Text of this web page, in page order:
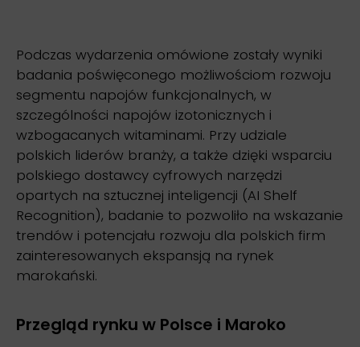
Podczas wydarzenia omówione zostały wyniki
badania poświęconego możliwościom rozwoju
segmentu napojów funkcjonalnych, w
szczególności napojów izotonicznych i
wzbogacanych witaminami. Przy udziale
polskich liderów branży, a także dzięki wsparciu
polskiego dostawcy cyfrowych narzędzi
opartych na sztucznej inteligencji (AI Shelf
Recognition), badanie to pozwoliło na wskazanie
trendów i potencjału rozwoju dla polskich firm
zainteresowanych ekspansją na rynek
marokański.
Przegląd rynku w Polsce i Maroko